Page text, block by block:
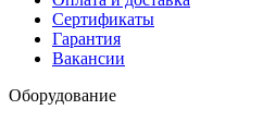
Сертификаты
Гарантия
Вакансии
Оборудование